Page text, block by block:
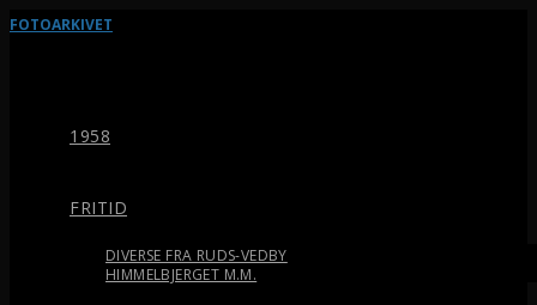
FOTOARKIVET
1958
FRITID
DIVERSE FRA RUDS-VEDBY
HIMMELBJERGET M.M.